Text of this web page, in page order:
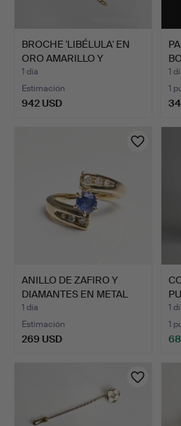
BROCHE 'LIBÉLULA' EN
ORO AMARILLO Y
BLANCO…
1 día
Estimación
942 USD
1
1
ANILLO DE ZAFIRO Y
DIAMANTES EN METAL
AMAR…
1 día
Estimación
269 USD
1
1